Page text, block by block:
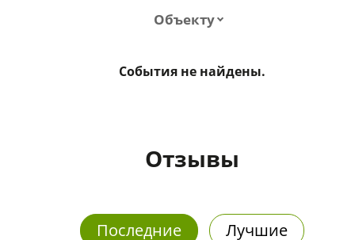
Объекту
События не найдены.
Отзывы
Последние Лучшие